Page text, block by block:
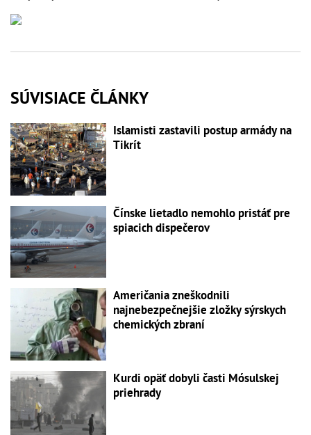
SÚVISIACE ČLÁNKY
Islamisti zastavili postup armády na
Tikrít
Čínske lietadlo nemohlo pristáť pre
spiacich dispečerov
Američania zneškodnili
najnebezpečnejšie zložky sýrskych
chemických zbraní
Kurdi opäť dobyli časti Mósulskej
priehrady